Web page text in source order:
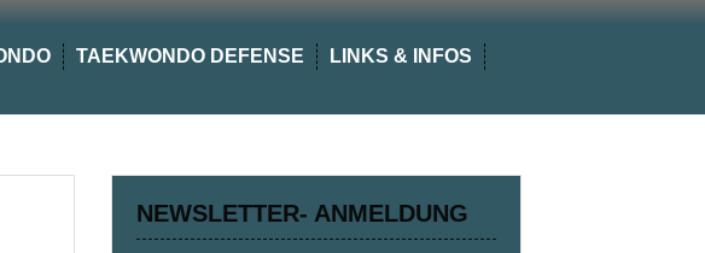
TAEKWONDO DEFENSE
LINKS & INFOS
NEWSLETTER- ANMELDUNG